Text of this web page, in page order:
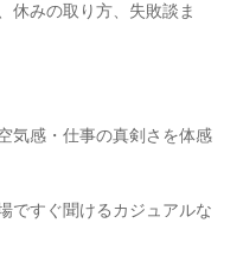
休みの取り方、失敗談ま
気感・仕事の真剣さを体感
ですぐ聞けるカジュアルな